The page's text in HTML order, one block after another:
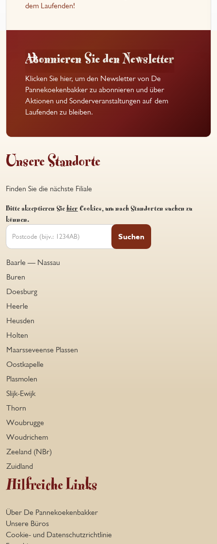
dem Laufenden!
Abonnieren Sie den Newsletter
Klicken Sie hier, um den Newsletter von De
Pannekoekenbakker zu abonnieren und über
Aktionen und Sonderveranstaltungen auf dem
Laufenden zu bleiben.
Unsere Standorte
Finden Sie die nächste Filiale
Bitte akzeptieren Sie hier Cookies, um nach Standorten suchen zu
können.
Suchen
Baarle — Nassau
Buren
Doesburg
Heerle
Heusden
Holten
Maarsseveense Plassen
Oostkapelle
Plasmolen
Slijk-Ewijk
Thorn
Woubrugge
Woudrichem
Zeeland (NBr)
Zuidland
Hilfreiche Links
Über De Pannekoekenbakker
Unsere Büros
Cookie- und Datenschutzrichtlinie